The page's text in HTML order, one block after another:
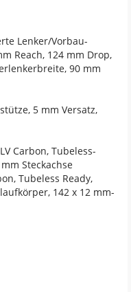
Lenker/Vorbau-
Reach, 124 mm Drop,
90 mm
5 mm Versatz,
Carbon, Tubeless-
Steckachse
Tubeless Ready,
142 x 12 mm-